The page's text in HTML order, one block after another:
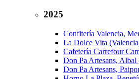
2025
Confitería Valencia,
La Dolce Vita
Cafetería Carrefour
Don Pa Artesans, Albal
Don Pa Artesans,